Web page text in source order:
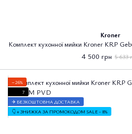
Kroner
Комплект кухонної мийки Kroner KRP
4 500 грн 5 633
−26%
7
✈ БЕЗКОШТОВНА ДОСТАВКА
👇 + ЗНИЖКА ЗА ПРОМОКОДОМ SALE - 8%